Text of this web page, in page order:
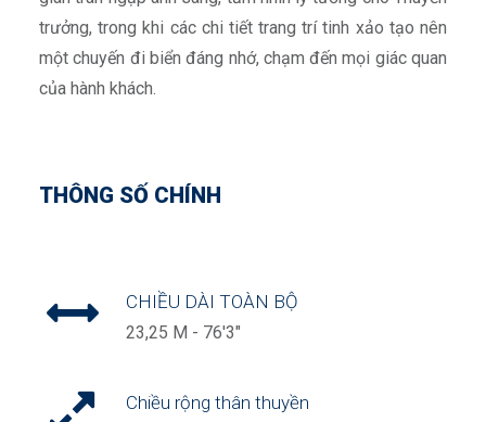
trưởng, trong khi các chi tiết trang trí tinh xảo tạo nên
một chuyến đi biển đáng nhớ, chạm đến mọi giác quan
của hành khách.
THÔNG SỐ CHÍNH
CHIỀU DÀI TOÀN BỘ
23,25 M - 76'3"
Chiều rộng thân thuyền